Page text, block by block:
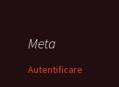
Meta
Autentificare